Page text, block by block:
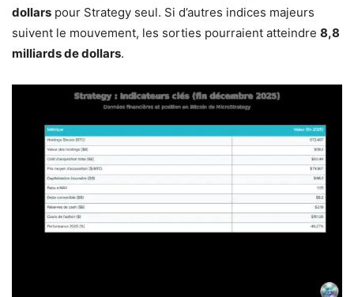
dollars pour Strategy seul. Si d’autres indices majeurs
suivent le mouvement, les sorties pourraient atteindre 8,8
milliards de dollars.